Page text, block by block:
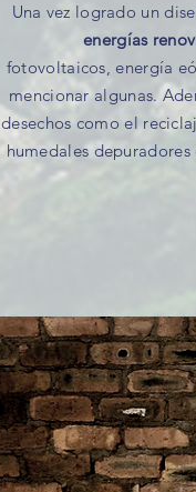
Una vez logrado un
energías
fotovoltaicos, energía
mencionar algunas.
desechos como el
humedales